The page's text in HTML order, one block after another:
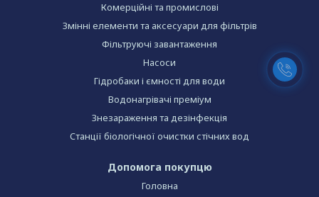
Комерційні та промислові
Змінні елементи та аксесуари для фільтрів
Фільтруючі завантаження
Насоси
Гідробаки і ємності для води
Водонагрівачі преміум
Знезараження та дезінфекція
Станції біологічної очистки стічних вод
Допомога покупцю
Головна